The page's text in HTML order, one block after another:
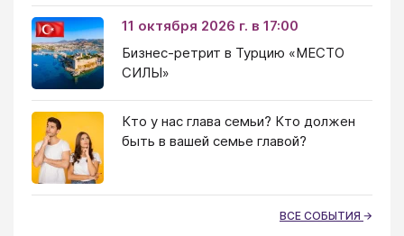
11 октября 2026 г. в 17:00
Бизнес-ретрит в Турцию «МЕСТО
СИЛЫ»
Кто у нас глава семьи? Кто должен
быть в вашей семье главой?
ВСЕ СОБЫТИЯ